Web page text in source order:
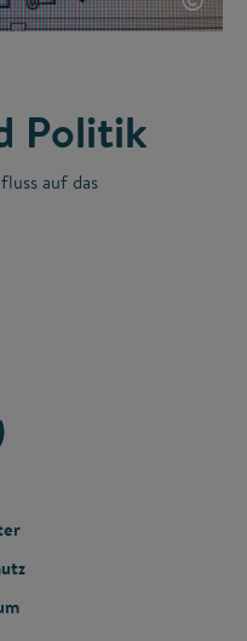
Politik
auf das